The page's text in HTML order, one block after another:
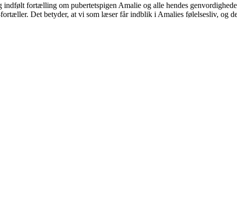
indfølt fortælling om pubertetspigen Amalie og alle hendes
Det betyder, at vi som læser får indblik i Amalies følelsesliv,